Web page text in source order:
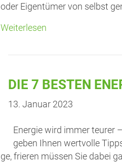
oder Eigen­tü­mer von selbst
Weiterlesen
DIE 7 BES­TEN
13. Januar 2023
Ener­gie wird immer teu­rer
geben Ihnen wert­vol­le
ge, frie­ren müs­sen Sie dabei